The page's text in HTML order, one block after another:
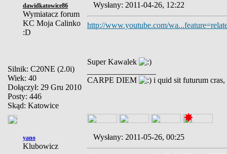
dawidkatowice86
Wymiatacz forum
KC Moja Calinko
:D
Silnik: C20NE (2.0i)
Wiek: 40
Dołączył: 29 Gru 2010
Posty: 446
Skąd: Katowice
Wysłany: 2011-04-26, 12:22
http://www.youtube.com/
Super Kawalek
CARPE DIEM
i quid sit futurum
yano
Klubowicz
Wysłany: 2011-05-26, 00:25